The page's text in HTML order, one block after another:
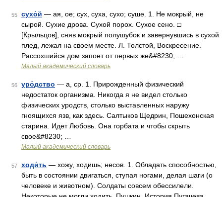
55 сухо́й — ая, ое; сух, суха, сухо; суше. 1. Не мокрый, не
сырой. Сухие дрова. Сухой порох. Сухое сено. □
[Крыльцов], сняв мокрый полушубок и завернувшись в сухой
плед, лежал на своем месте. Л. Толстой, Воскресение.
Рассохшийся дом запоет от первых же&#8230; …
Малый академический словарь
56 уро́дство — а, ср. 1. Прирожденный физический
недостаток организма. Никогда я не видел столько
физических уродств, столько выставленных наружу
гноящихся язв, как здесь. Салтыков Щедрин, Пошехонская
старина. Идет Любовь. Она горбата и чтобы скрыть
свое&#8230; …
Малый академический словарь
57 ходи́ть — хожу, ходишь; несов. 1. Обладать способностью,
быть в состоянии двигаться, ступая ногами, делая шаги (о
человеке и животном). Солдаты совсем обессилели.